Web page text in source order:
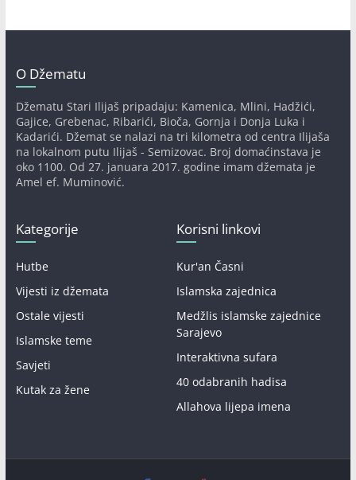
O Džematu
Džematu Stari Ilijaš pripadaju: Kamenica, Mlini, Hadžići,
Gajice, Grebenac, Ribarići, Bioča, Gornja i Donja Luka i
Kadarići. Džemat se nalazi na tri kilometra od centra Ilijaša
na lokalnom putu Ilijaš - Semizovac. Broj domaćinstava je
oko 1100. Od 27. januara 2017. godine imam džemata je
Amel ef. Muminović.
Kategorije
Hutbe
Vijesti iz džemata
Ostale vijesti
Islamske teme
Savjeti
Kutak za žene
Korisni linkovi
Kur'an Časni
Islamska zajednica
Medžlis islamske zajednice
Sarajevo
Interaktivna sufara
40 odabranih hadisa
Allahova lijepa imena